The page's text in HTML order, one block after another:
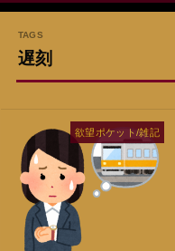
遅刻
欲望ポケット/雑記